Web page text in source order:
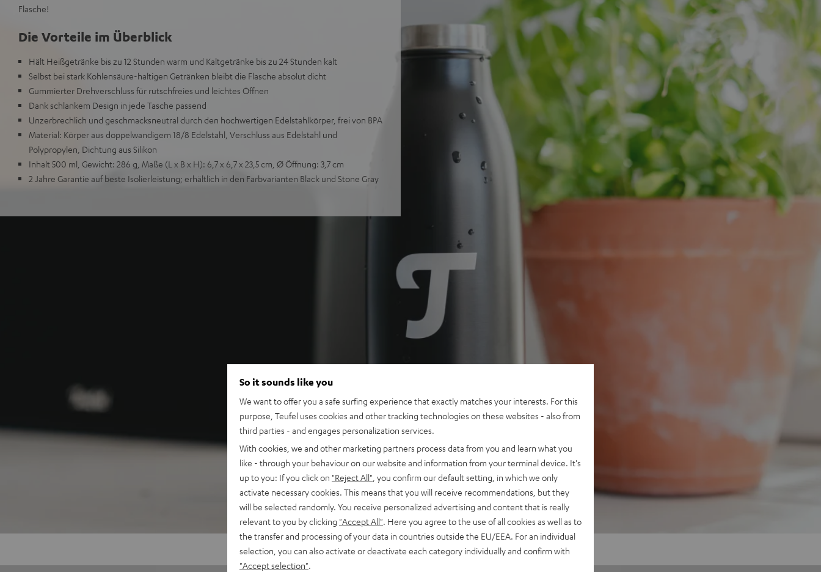
Flasche!
Die Vorteile im Überblick
Hält Heißgetränke bis zu 12 Stunden warm und Kaltgetränke bis zu 24 Stunden kalt
Selbst bei stark Kohlensäure-haltigen Getränken bleibt die Flasche absolut dicht
Gummierter Drehverschluss für rutschfreies und leichtes Öffnen
Dank schlankem Design in jede Tasche passend
Unzerbrechlich und geschmacksneutral durch den hochwertigen Edelstahlkörper, frei von BPA
Material: Körper aus doppelwandigem 18/8 Edelstahl, Verschluss aus Edelstahl und
Polypropylen, Dichtung aus Silikon
Inhalt 500 ml, Gewicht: 286 g, Maße (L x B x H): 6,7 x 6,7 x 23,5 cm, Ø Öffnung: 3,7 cm
2 Jahre Garantie auf beste Isolierleistung; erhältlich in den Farbvarianten Black und Stone Gray
So it sounds like you
We want to offer you a safe surfing experience that exactly matches your interests. For this
purpose, Teufel uses cookies and other tracking technologies on these websites - also from
third parties - and engages personalization services.
With cookies, we and other marketing partners process data from you and learn what you
like - through your behaviour on our website and information from your terminal device. It's
up to you: If you click on "Reject All" , you confirm our default setting, in which we only
activate necessary cookies. This means that you will receive recommendations, but they
will be selected randomly. You receive personalized advertising and content that is really
relevant to you by clicking "Accept All" . Here you agree to the use of all cookies as well as to
the transfer and processing of your data in countries outside the EU/EEA. For an individual
selection, you can also activate or deactivate each category individually and confirm with
"Accept selection"